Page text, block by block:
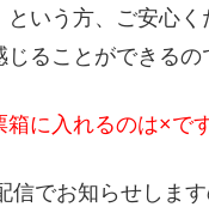
という方、ご安心
ることができるの
に入れるのは×で
でお知らせしま